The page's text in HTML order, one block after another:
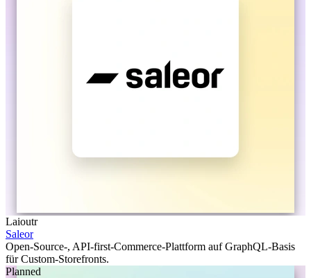
Laioutr
Saleor
Open-Source-, API-first-Commerce-Plattform auf GraphQL-Basis
für Custom-Storefronts.
Planned